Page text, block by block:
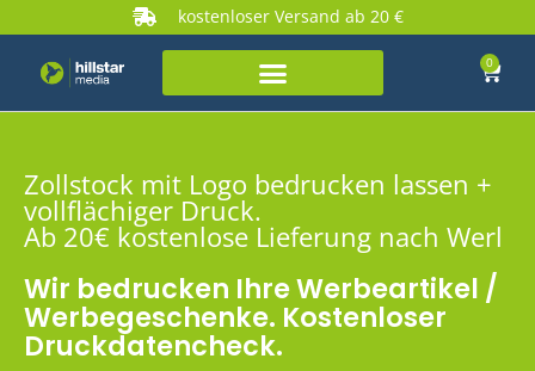
kostenloser Versand ab 20 €
0
Zollstock mit Logo bedrucken lassen +
vollflächiger Druck.
Ab 20€ kostenlose Lieferung nach Werl
Wir bedrucken Ihre Werbeartikel /
Werbegeschenke. Kostenloser
Druckdatencheck.